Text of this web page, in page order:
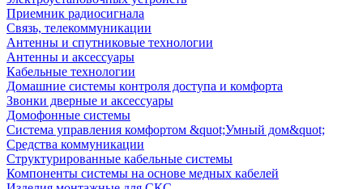
Приемник радиосигнала
Связь, телекоммуникации
Антенны и спутниковые технологии
Антенны и аксессуары
Кабельные технологии
Домашние системы контроля доступа и комфорта
Звонки дверные и аксессуары
Домофонные системы
Система управления комфортом &quot;Умный дом&quot;
Средства коммуникации
Структурированные кабельные системы
Компоненты системы на основе медных кабелей